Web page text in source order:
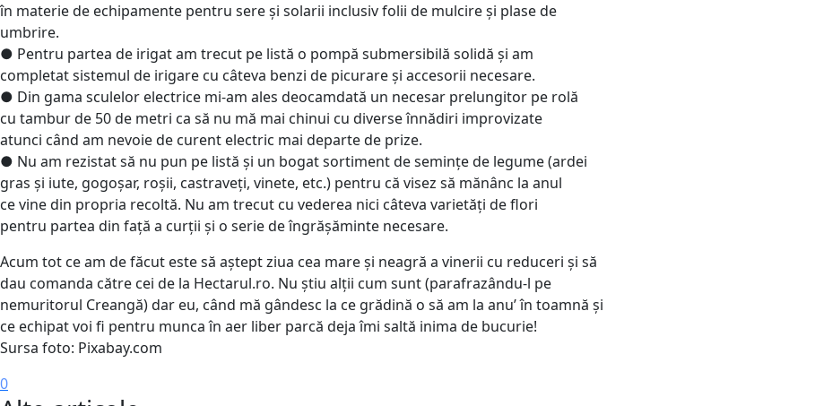
în materie de echipamente pentru sere și solarii inclusiv folii de mulcire și plase de
umbrire.
● Pentru partea de irigat am trecut pe listă o pompă submersibilă solidă și am
completat sistemul de irigare cu câteva benzi de picurare și accesorii necesare.
● Din gama sculelor electrice mi-am ales deocamdată un necesar prelungitor pe rolă
cu tambur de 50 de metri ca să nu mă mai chinui cu diverse înnădiri improvizate
atunci când am nevoie de curent electric mai departe de prize.
● Nu am rezistat să nu pun pe listă și un bogat sortiment de semințe de legume (ardei
gras și iute, gogoșar, roșii, castraveți, vinete, etc.) pentru că visez să mănânc la anul
ce vine din propria recoltă. Nu am trecut cu vederea nici câteva varietăți de flori
pentru partea din față a curții și o serie de îngrășăminte necesare.
Acum tot ce am de făcut este să aștept ziua cea mare și neagră a vinerii cu reduceri și să
dau comanda către cei de la Hectarul.ro. Nu știu alții cum sunt (parafrazându-l pe
nemuritorul Creangă) dar eu, când mă gândesc la ce grădină o să am la anu’ în toamnă și
ce echipat voi fi pentru munca în aer liber parcă deja îmi saltă inima de bucurie!
Sursa foto: Pixabay.com
0